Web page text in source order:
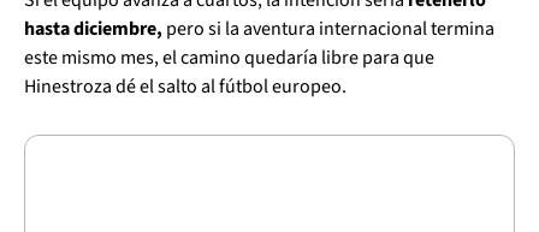
hasta diciembre, pero si la aventura internacional termina
este mismo mes, el camino quedaría libre para que
Hinestroza dé el salto al fútbol europeo.